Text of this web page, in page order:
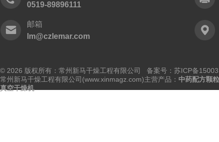
0519-89896111
邮箱
lm@czlemar.com
© 2026 版权所有：常州新马干燥工程有限公司 备案号： 苏ICP备
常州新马干燥工程有限公司(www.xinmagz.com)主营产品： 中药配方颗
真空干燥机